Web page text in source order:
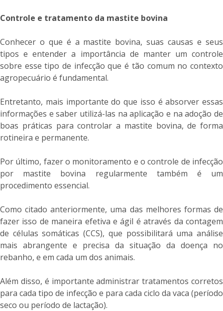
Controle e tratamento da mastite bovina
Conhecer o que é a mastite bovina, suas causas e seus
tipos e entender a importância de manter um controle
sobre esse tipo de infecção que é tão comum no contexto
agropecuário é fundamental.
Entretanto, mais importante do que isso é absorver essas
informações e saber utilizá-las na aplicação e na adoção de
boas práticas para controlar a mastite bovina, de forma
rotineira e permanente.
Por último, fazer o monitoramento e o controle de infecção
por mastite bovina regularmente também é um
procedimento essencial.
Como citado anteriormente, uma das melhores formas de
fazer isso de maneira efetiva e ágil é através da contagem
de células somáticas (CCS), que possibilitará uma análise
mais abrangente e precisa da situação da doença no
rebanho, e em cada um dos animais.
Além disso, é importante administrar tratamentos corretos
para cada tipo de infecção e para cada ciclo da vaca (período
seco ou período de lactação).